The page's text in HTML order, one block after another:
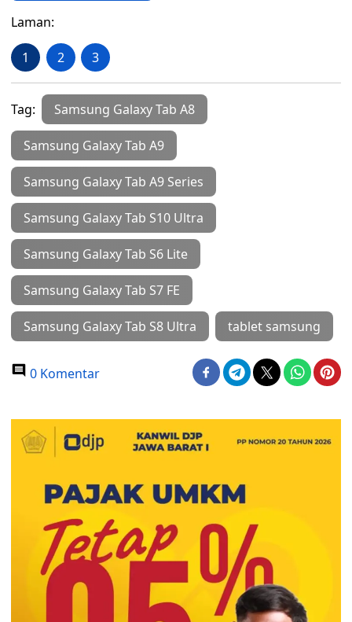
Laman:
1 2 3
Tag: Samsung Galaxy Tab A8
Samsung Galaxy Tab A9
Samsung Galaxy Tab A9 Series
Samsung Galaxy Tab S10 Ultra
Samsung Galaxy Tab S6 Lite
Samsung Galaxy Tab S7 FE
Samsung Galaxy Tab S8 Ultra tablet samsung
0 Komentar